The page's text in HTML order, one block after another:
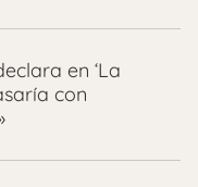
en ‘La
con